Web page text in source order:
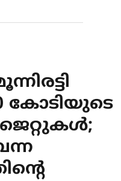
കോടിയുടെ
ജെറ്റുകള്‍;